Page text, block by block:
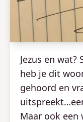
Jezus en
heb je dit
gehoord en
Maar ook een